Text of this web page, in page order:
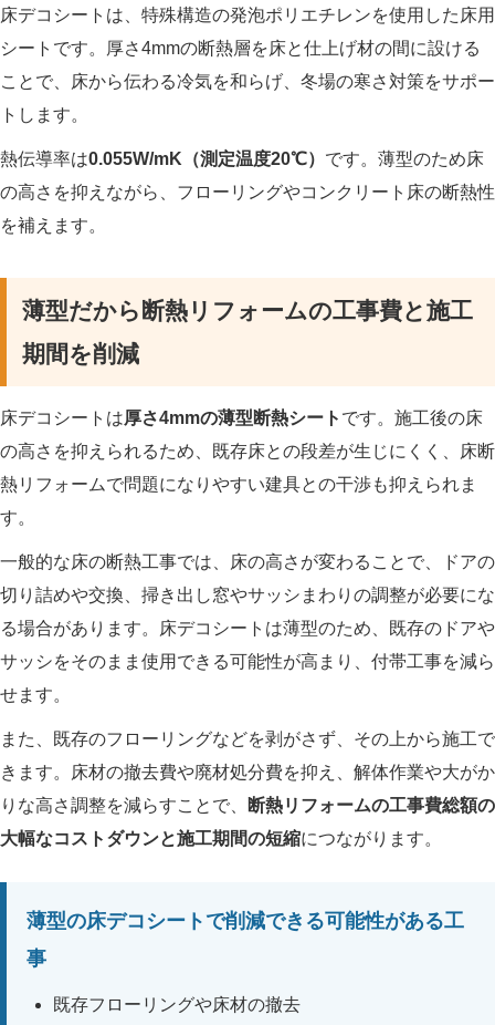
床デコシートは、特殊構造の発泡ポリエチレンを使用した床用
シートです。厚さ4mmの断熱層を床と仕上げ材の間に設ける
ことで、床から伝わる冷気を和らげ、冬場の寒さ対策をサポー
トします。
熱伝導率は0.055W/mK（測定温度20℃） です。薄型のため床
の高さを抑えながら、フローリングやコンクリート床の断熱性
を補えます。
薄型だから断熱リフォームの工事費と施工
期間を削減
床デコシートは厚さ4mmの薄型断熱シート です。施工後の床
の高さを抑えられるため、既存床との段差が生じにくく、床断
熱リフォームで問題になりやすい建具との干渉も抑えられま
す。
一般的な床の断熱工事では、床の高さが変わることで、ドアの
切り詰めや交換、掃き出し窓やサッシまわりの調整が必要にな
る場合があります。床デコシートは薄型のため、既存のドアや
サッシをそのまま使用できる可能性が高まり、付帯工事を減ら
せます。
また、既存のフローリングなどを剥がさず、その上から施工で
きます。床材の撤去費や廃材処分費を抑え、解体作業や大がか
りな高さ調整を減らすことで、
断熱リフォームの工事費総額の
大幅なコストダウンと施工期間の短縮につながります。
薄型の床デコシートで削減できる可能性がある工
事
既存フローリングや床材の撤去